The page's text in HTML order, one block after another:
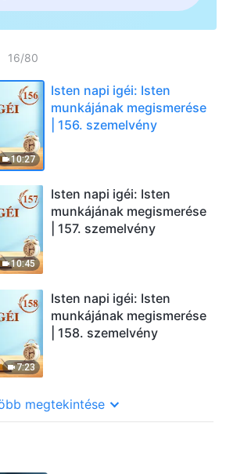
16/80
10:27
Isten napi igéi: Isten
munkájának megismerése
| 156. szemelvény
10:45
Isten napi igéi: Isten
munkájának megismerése
| 157. szemelvény
7:23
Isten napi igéi: Isten
munkájának megismerése
| 158. szemelvény
megtekintése